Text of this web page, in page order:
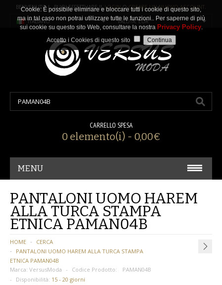
BENVENUTO ! PUOI EFFETTUARE ILLOGINOCREARE UN NUOVO ACCOUNT .
ITALIANO VALUTA: EUR
CARRELLO SPESA
0 elemento(i) - 0,00€
MENU
CARNEVALE/ COSPLAY
ACCESSORI
BAMBINO
DONNA
PANTALONI UOMO HAREM
ALLA TURCA STAMPA
ETNICA PAMAN04B
HOME
CERCA
PANTALONI UOMO HAREM ALLA TURCA STAMPA
ETNICA PAMAN04B
Marca: VersusModa Codice Prodotto:
PAMAN04B
Disponibilità: 15 - 20 giorni
Cookie: È possibile eliminare e bloccare tutti i cookie di questo sito,
ma in tal caso non potrai utilizzare tutte le funzioni.. Per saperne di più
sui cookie su questo sito Web, consultare la nostra Privacy Policy.
Accetto i Cookies di questo sito